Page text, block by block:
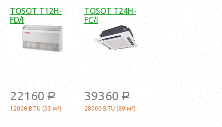
TOSOT T12H-
FD/I
22160 a
12000 BTU (35 м²)
TOSOT T24H-
FC/I
39360 a
28000 BTU (80 м²)